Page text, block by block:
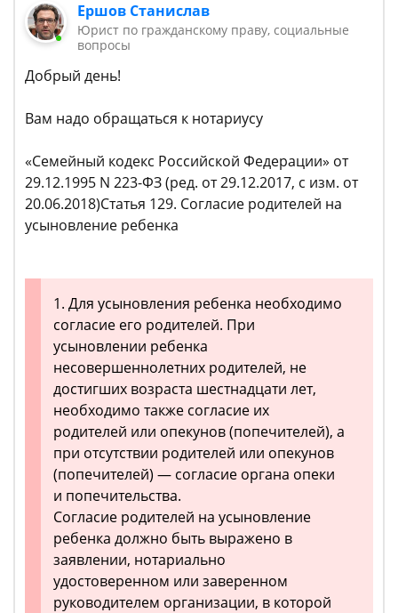
Ершов Станислав
Юрист по гражданскому праву, социальные
вопросы
Добрый день!
Вам надо обращаться к нотариусу
«Семейный кодекс Российской Федерации» от
29.12.1995 N 223-ФЗ (ред. от 29.12.2017, с изм. от
20.06.2018)Статья 129. Согласие родителей на
усыновление ребенка
1. Для усыновления ребенка необходимо
согласие его родителей. При
усыновлении ребенка
несовершеннолетних родителей, не
достигших возраста шестнадцати лет,
необходимо также согласие их
родителей или опекунов (попечителей), а
при отсутствии родителей или опекунов
(попечителей) — согласие органа опеки
и попечительства.
Согласие родителей на усыновление
ребенка должно быть выражено в
заявлении, нотариально
удостоверенном или заверенном
руководителем организации, в которой